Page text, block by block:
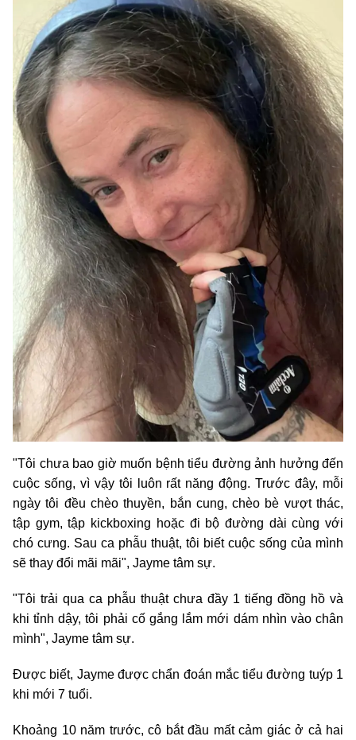
"Tôi chưa bao giờ muốn bệnh tiểu đường ảnh hưởng đến
cuộc sống, vì vậy tôi luôn rất năng động. Trước đây, mỗi
ngày tôi đều chèo thuyền, bắn cung, chèo bè vượt thác,
tập gym, tập kickboxing hoặc đi bộ đường dài cùng với
chó cưng. Sau ca phẫu thuật, tôi biết cuộc sống của mình
sẽ thay đổi mãi mãi", Jayme tâm sự.
"Tôi trải qua ca phẫu thuật chưa đầy 1 tiếng đồng hồ và
khi tỉnh dậy, tôi phải cố gắng lắm mới dám nhìn vào chân
mình", Jayme tâm sự.
Được biết, Jayme được chẩn đoán mắc tiểu đường tuýp 1
khi mới 7 tuổi.
Khoảng 10 năm trước, cô bắt đầu mất cảm giác ở cả hai